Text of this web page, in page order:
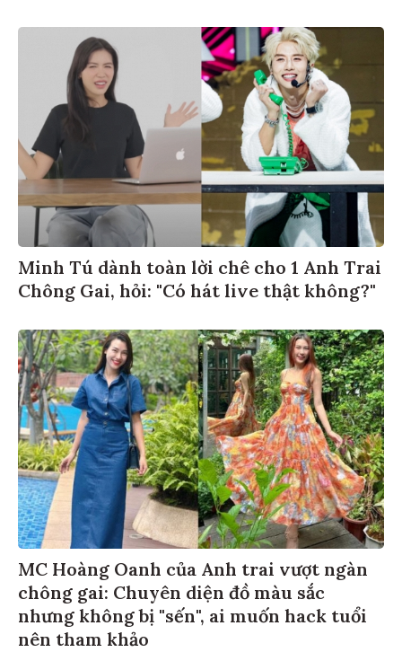
Minh Tú dành toàn lời chê cho 1 Anh Trai
Chông Gai, hỏi: "Có hát live thật không?"
MC Hoàng Oanh của Anh trai vượt ngàn
chông gai: Chuyên diện đồ màu sắc
nhưng không bị "sến", ai muốn hack tuổi
nên tham khảo